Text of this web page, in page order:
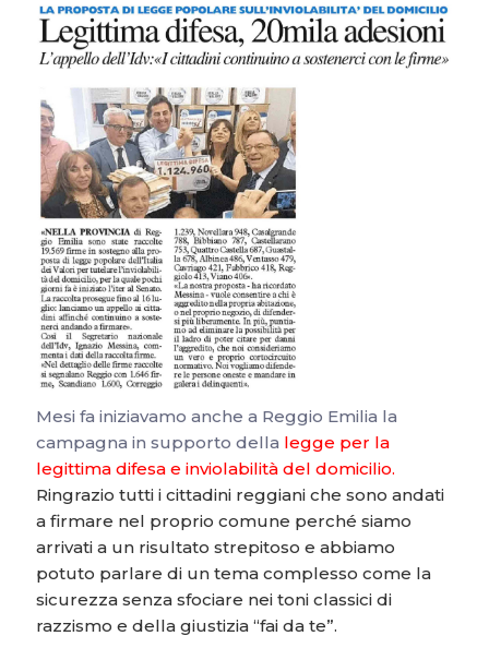
Mesi fa iniziavamo anche a Reggio Emilia la
campagna in supporto della legge per la
legittima difesa e inviolabilità del domicilio.
Ringrazio tutti i cittadini reggiani che sono andati
a firmare nel proprio comune perché siamo
arrivati a un risultato strepitoso e abbiamo
potuto parlare di un tema complesso come la
sicurezza senza sfociare nei toni classici di
razzismo e della giustizia “fai da te”.